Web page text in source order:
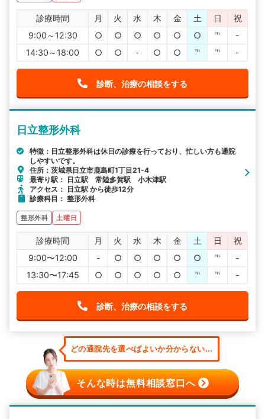
診療時間 月 火 水 木 金 土 日
祝
9:00～12:30
○ ○ ○ ○ ○ ○ ℡
-
14:30～18:00
○ ○ - ○ ○ ℡ ℡ -
診断、治療の相談をする
日立整形外科
特徴：日立整形外科は休日の診療を行っており、忙しい方も通院
しやすいです。
住所：茨城県日立市鹿島町1丁目21-4
最寄り駅： 日立駅 常陸多賀駅 小木津駅
アクセス： 日立駅 から徒歩12分
診療科目： 整形外科
整形外科 土曜日
診療時間 月 火 水 木 金 土 日
祝
9:00〜12:00
- ○ ○ ○ ○ ○ ℡
-
13:30〜17:45
○ ○ ○ ○ ○ ℡ ℡ -
診断、治療の相談をする
どの通院先を選べばよいか分からない...
そんな時は無料相談窓口へ